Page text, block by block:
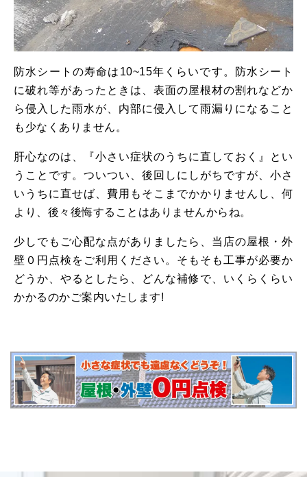
防水シートの寿命は10~15年くらいです。防水シート
に破れ等があったときは、表面の屋根材の割れなどか
ら侵⼊した⾬水が、内部に侵⼊して⾬漏りになること
も少なくありません。
肝⼼なのは、『⼩さい症状のうちに直しておく』とい
うことです。ついつい、後回しにしがちですが、⼩さ
いうちに直せば、費⽤もそこまでかかりませんし、何
より、後々後悔することはありませんからね。
少しでもご⼼配な点がありましたら、当店の屋根・外
壁０円点検をご利⽤ください。そもそも⼯事が必要か
どうか、やるとしたら、どんな補修で、いくらくらい
かかるのかご案内いたします!